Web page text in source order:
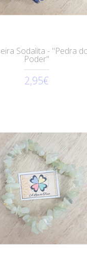
Sodalita - "Pedra
Poder"
2,95€